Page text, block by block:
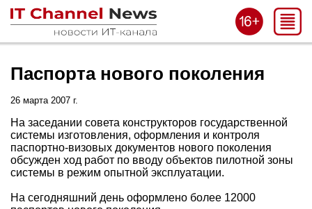
Паспорта нового поколения
26 марта 2007 г.
На заседании совета конструкторов государственной
системы изготовления, оформления и контроля
паспортно-визовых документов нового поколения
обсужден ход работ по вводу объектов пилотной зоны
системы в режим опытной эксплуатации.
На сегодняшний день оформлено более 12000